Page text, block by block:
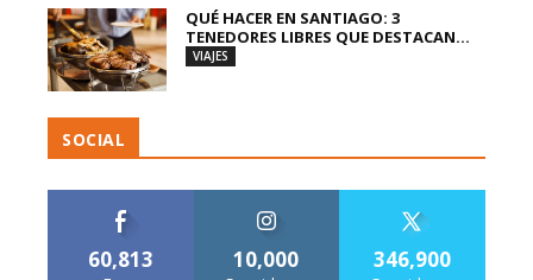
QUÉ HACER EN SANTIAGO: 3
TENEDORES LIBRES QUE DESTACAN...
VIAJES
SOCIAL
60,813 10,000 346,900